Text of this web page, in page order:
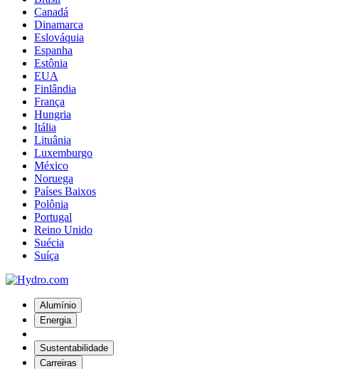
Canadá
Dinamarca
Eslováquia
Espanha
Estônia
EUA
Finlândia
França
Hungria
Itália
Lituânia
Luxemburgo
México
Noruega
Países Baixos
Polônia
Portugal
Reino Unido
Suécia
Suíça
Alumínio
Energia
Sustentabilidade
Carreiras